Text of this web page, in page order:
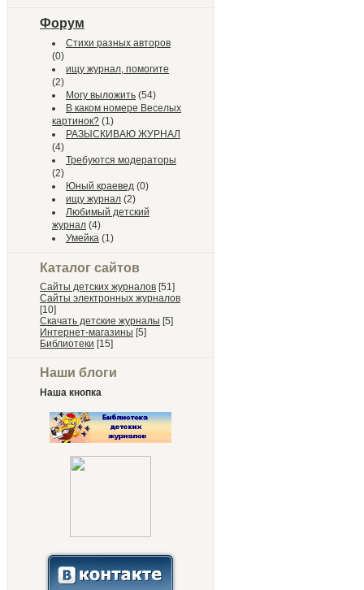
Форум
Стихи разных авторов
(0)
ищу журнал, помогите
(2)
Могу выложить (54)
В каком номере Веселых
картинок? (1)
РАЗЫСКИВАЮ ЖУРНАЛ
(4)
Требуются модераторы
(2)
Юный краевед (0)
ищу журнал (2)
Любимый детский
журнал (4)
Умейка (1)
Каталог сайтов
Сайты детских журналов [51]
Сайты электронных журналов
[10]
Скачать детские журналы [5]
Интернет-магазины [5]
Библиотеки [15]
Наши блоги
Наша кнопка